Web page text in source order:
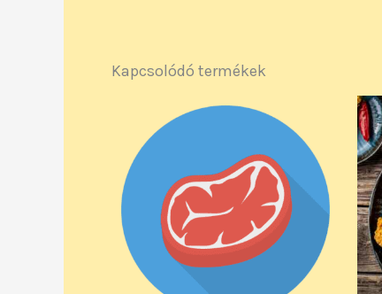
Kapcsolódó termékek